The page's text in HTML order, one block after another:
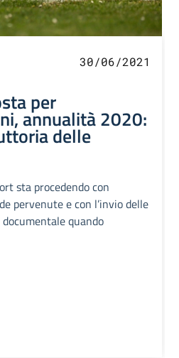
30/06/2021
per
annualità 2020:
delle
sta procedendo con
pervenute e con l’invio delle
quando